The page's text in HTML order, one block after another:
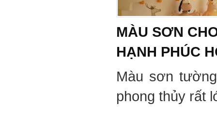
MÀU SƠN
HẠNH PHÚC
Màu sơn
phong thủy rất